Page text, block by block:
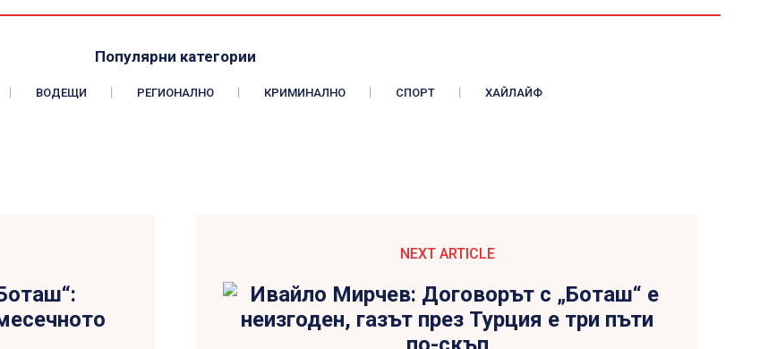
Популярни категории
ВОДЕЩИ РЕГИОНАЛНО КРИМИНАЛНО СПОРТ ХАЙЛАЙФ
NEXT ARTICLE